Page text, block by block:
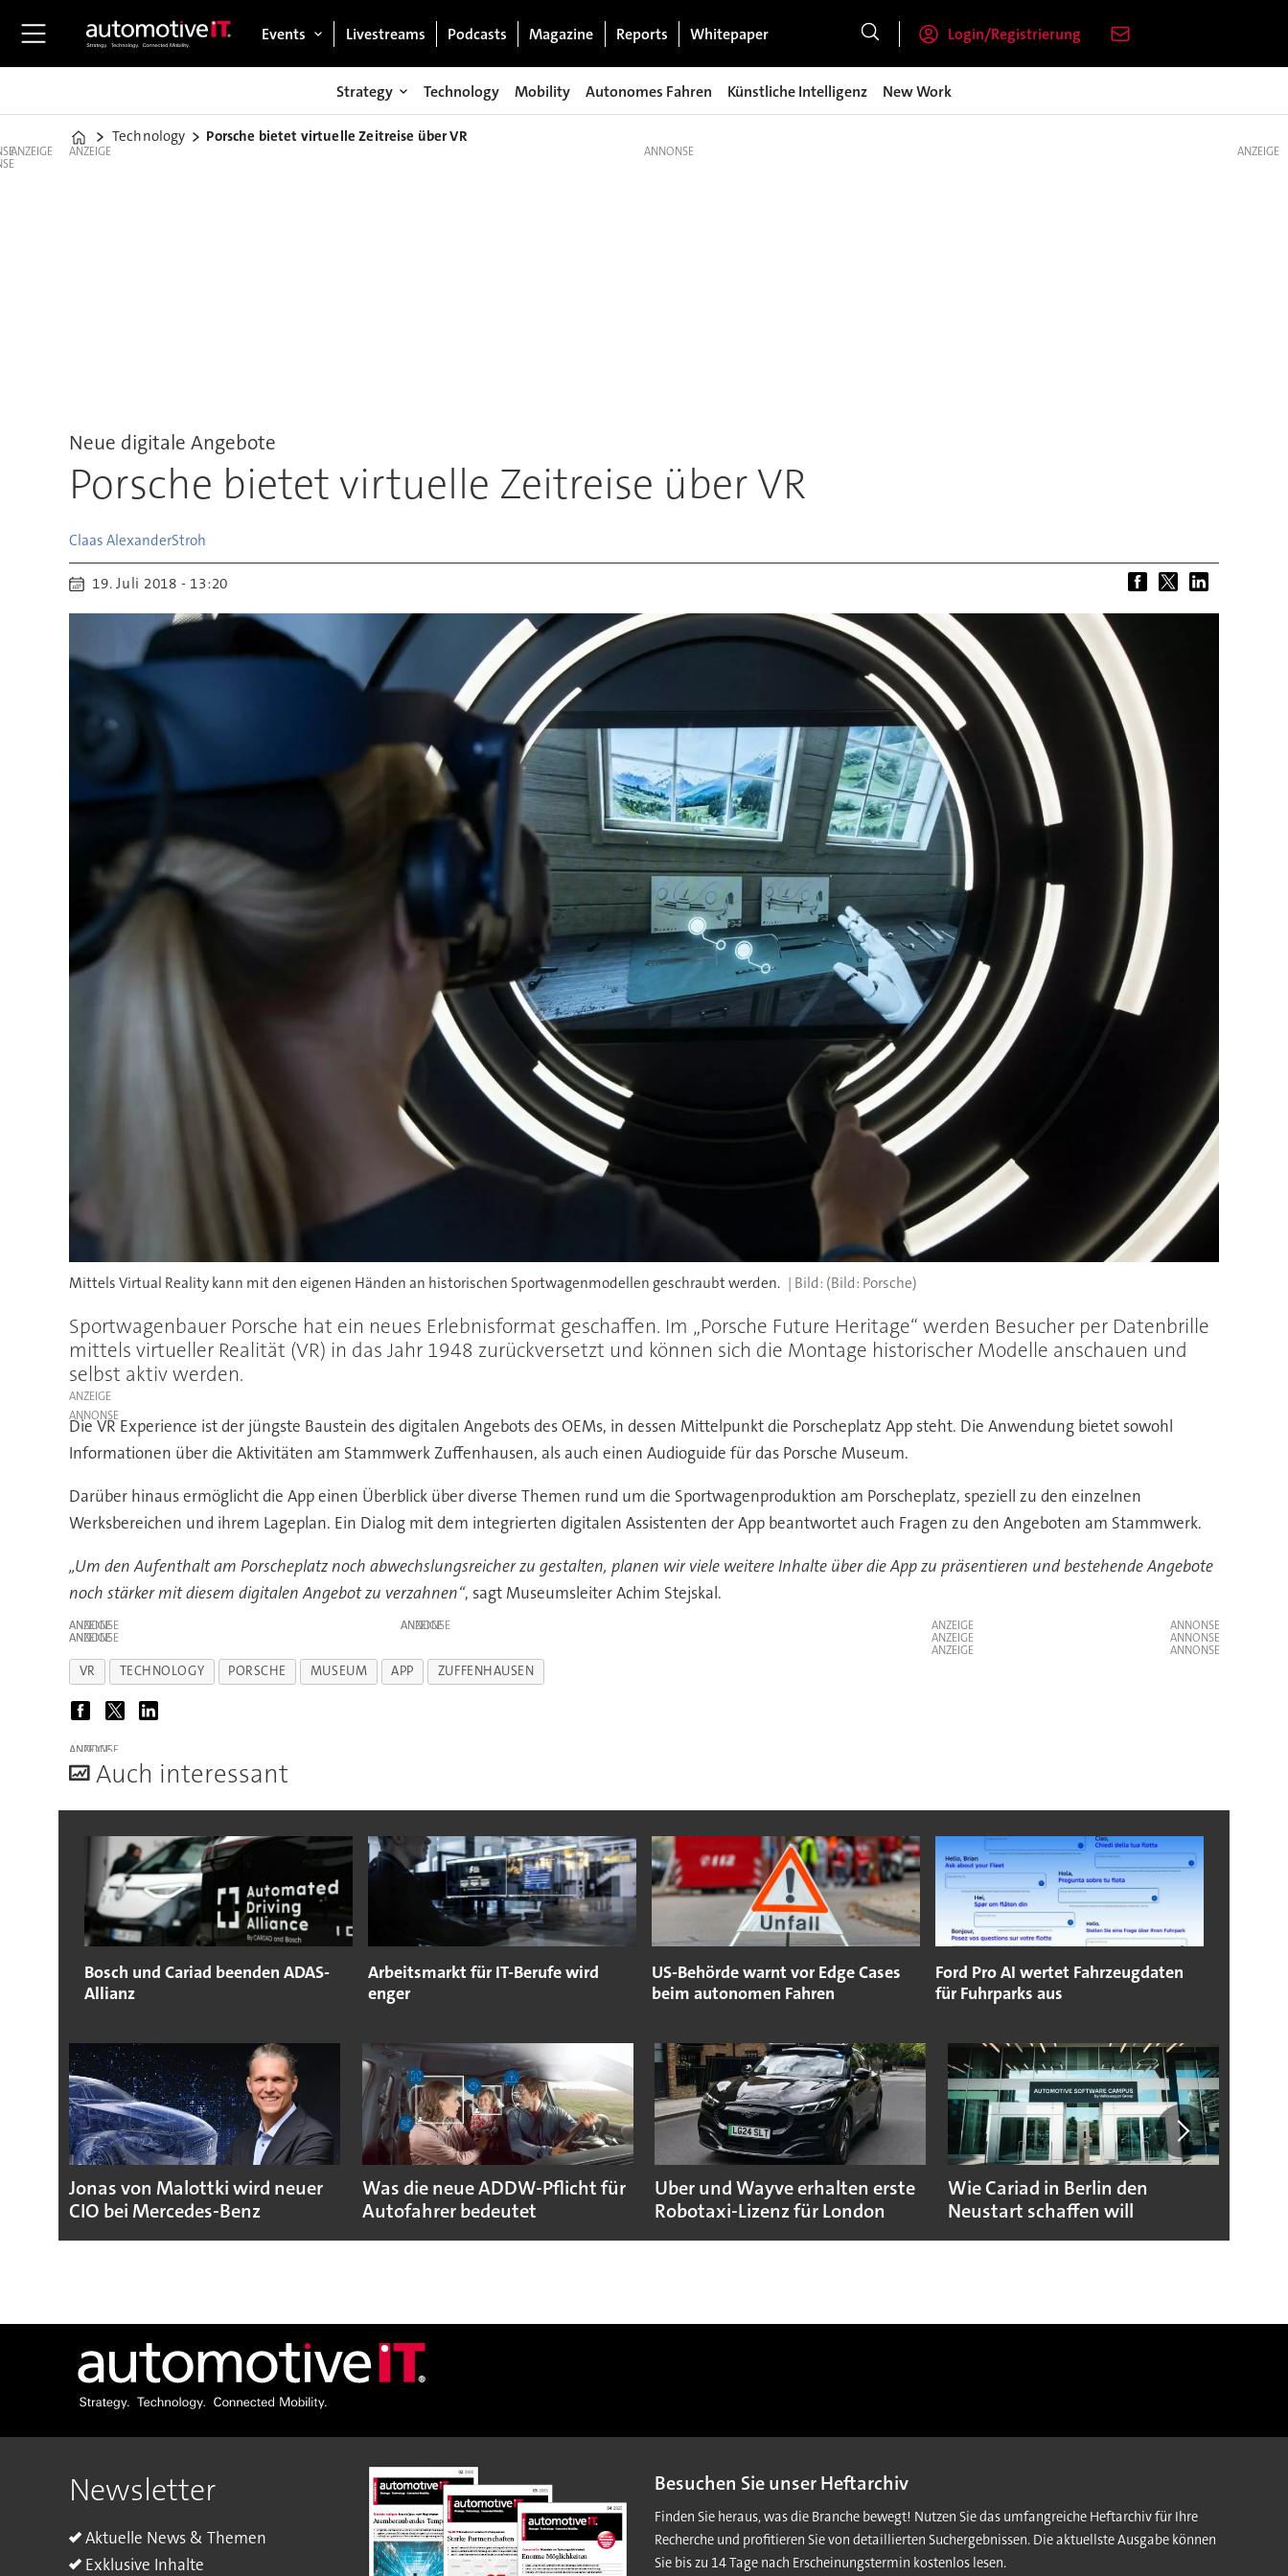
Events Livestreams Podcasts Magazine Reports Whitepaper Login/Registrierung
Strategy Technology Mobility Autonomes Fahren Künstliche Intelligenz New Work
Home
Technology Porsche bietet virtuelle Zeitreise über VR
ANZEIGE ANZEIGE
Neue digitale Angebote
Porsche bietet virtuelle Zeitreise über VR
Claas AlexanderStroh
19. Juli 2018 - 13:20
Mittels Virtual Reality kann mit den eigenen Händen an historischen Sportwagenmodellen geschraubt werden. (Bild: Porsche)
Sportwagenbauer Porsche hat ein neues Erlebnisformat geschaffen. Im „Porsche Future Heritage“ werden Besucher per Datenbrille
mittels virtueller Realität (VR) in das Jahr 1948 zurückversetzt und können sich die Montage historischer Modelle anschauen und
selbst aktiv werden.
ANZEIGE
Die VR Experience ist der jüngste Baustein des digitalen Angebots des OEMs, in dessen Mittelpunkt die Porscheplatz App steht. Die Anwendung bietet sowohl
Informationen über die Aktivitäten am Stammwerk Zuffenhausen, als auch einen Audioguide für das Porsche Museum.
Darüber hinaus ermöglicht die App einen Überblick über diverse Themen rund um die Sportwagenproduktion am Porscheplatz, speziell zu den einzelnen
Werksbereichen und ihrem Lageplan. Ein Dialog mit dem integrierten digitalen Assistenten der App beantwortet auch Fragen zu den Angeboten am Stammwerk.
„Um den Aufenthalt am Porscheplatz noch abwechslungsreicher zu gestalten, planen wir viele weitere Inhalte über die App zu präsentieren und bestehende Angebote
noch stärker mit diesem digitalen Angebot zu verzahnen“, sagt Museumsleiter Achim Stejskal.
ANZEIGE ANZEIGE
ANZEIGE
ANZEIGE
ANZEIGE
ANZEIGE
VR TECHNOLOGY PORSCHE MUSEUM APP ZUFFENHAUSEN
ANZEIGE
Auch interessant
Bosch und Cariad beenden ADAS-
Allianz
Arbeitsmarkt für IT-Berufe wird
enger
US-Behörde warnt vor Edge Cases
beim autonomen Fahren
Ford Pro AI wertet Fahrzeugdaten
für Fuhrparks aus
Jonas von Malottki wird neuer
CIO bei Mercedes-Benz
Was die neue ADDW-Pflicht für
Autofahrer bedeutet
Uber und Wayve erhalten erste
Robotaxi-Lizenz für London
Wie Cariad in Berlin den
Neustart schaffen will
ANZEIGE
Newsletter
Aktuelle News & Themen
Exklusive Inhalte
Besuchen Sie unser Heftarchiv
Finden Sie heraus, was die Branche bewegt! Nutzen Sie das umfangreiche Heftarchiv für Ihre
Recherche und profitieren Sie von detaillierten Suchergebnissen. Die aktuellste Ausgabe können
Sie bis zu 14 Tage nach Erscheinungstermin kostenlos lesen.